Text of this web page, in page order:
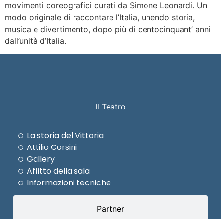
movimenti coreografici curati da Simone Leonardi. Un
modo originale di raccontare l’Italia, unendo storia,
musica e divertimento, dopo più di centocinquant’ anni
dall’unità d’Italia.
Il Teatro
Partner
La storia del Vittoria
Attilio Corsini
Gallery
Affitto della sala
Informazioni tecniche